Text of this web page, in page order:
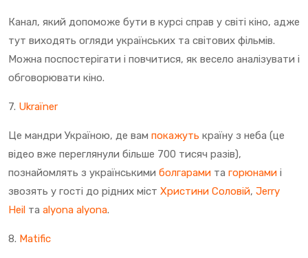
Канал, який допоможе бути в курсі справ у світі кіно, адже
тут виходять огляди українських та світових фільмів.
Можна поспостерігати і повчитися, як весело аналізувати і
обговорювати кіно.
7. Ukraїner
Це мандри Україною, де вам покажуть країну з неба (це
відео вже переглянули більше 700 тисяч разів),
познайомлять з українськими болгарами та горюнами і
звозять у гості до рідних міст Христини Соловій, Jerry
Heil та alyona alyona.
8. Matific